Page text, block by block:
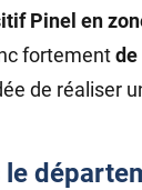
Pinel en
fortementde
de réaliser